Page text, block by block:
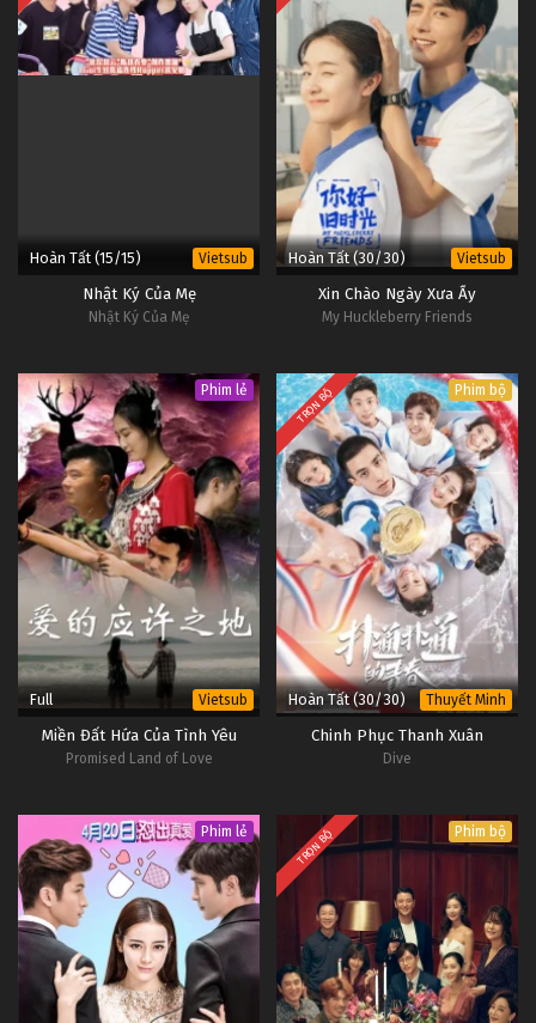
Hoàn Tất (15/15) Vietsub
Nhật Ký Của Mẹ
Nhật Ký Của Mẹ
Hoàn Tất (30/30) Vietsub
Xin Chào Ngày Xưa Ấy
My Huckleberry Friends
Phim lẻ
Full Vietsub
Miền Đất Hứa Của Tình Yêu
Promised Land of Love
TRỌN BỘ Phim bộ
Hoàn Tất (30/30) Thuyết Minh
Chinh Phục Thanh Xuân
Dive
Phim lẻ TRỌN BỘ Phim bộ